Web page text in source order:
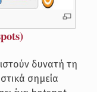
δυνατή τη
σημεία